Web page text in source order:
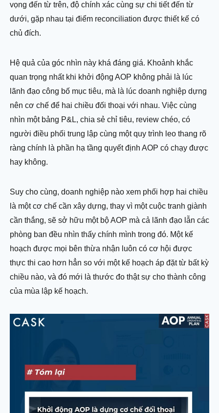
vọng đến từ trên, độ chính xác cùng sự chi tiết đến từ
dưới, gặp nhau tại điểm reconciliation được thiết kế có
chủ đích.
Hệ quả của góc nhìn này khá đáng giá. Khoảnh khắc
quan trọng nhất khi khởi động AOP không phải là lúc
lãnh đạo công bố mục tiêu, mà là lúc doanh nghiệp dựng
nên cơ chế để hai chiều đối thoại với nhau. Việc cùng
nhìn một bảng P&L, chia sẻ chỉ tiêu, review chéo, có
người điều phối trung lập cùng một quy trình leo thang rõ
ràng chính là phần hạ tầng quyết định AOP có chạy được
hay không.
Suy cho cùng, doanh nghiệp nào xem phối hợp hai chiều
là một cơ chế cần xây dựng, thay vì một cuộc tranh giành
cần thắng, sẽ sở hữu một bộ AOP mà cả lãnh đạo lẫn các
phòng ban đều nhìn thấy chính mình trong đó. Một kế
hoạch được mọi bên thừa nhận luôn có cơ hội được
thực thi cao hơn hẳn so với một kế hoạch áp đặt từ bất kỳ
chiều nào, và đó mới là thước đo thật sự cho thành công
của mùa lập kế hoạch.